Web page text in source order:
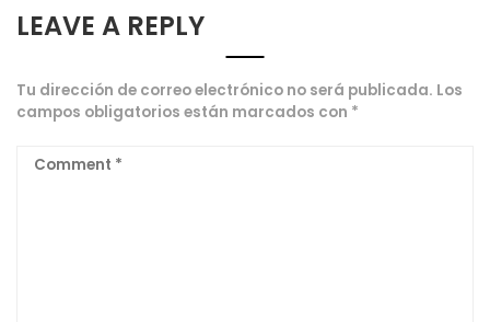
LEAVE A REPLY
Tu dirección de correo electrónico no será publicada. Los
campos obligatorios están marcados con *